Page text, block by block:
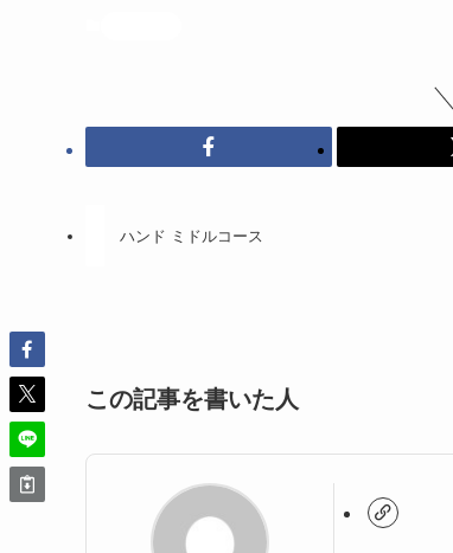
ハンド ミドルコース
この記事を書いた人